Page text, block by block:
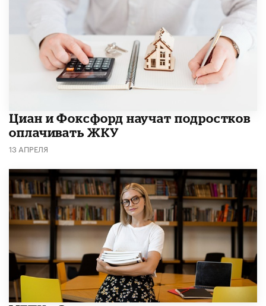
Циан и Фоксфорд научат подростков
оплачивать ЖКУ
13 АПРЕЛЯ